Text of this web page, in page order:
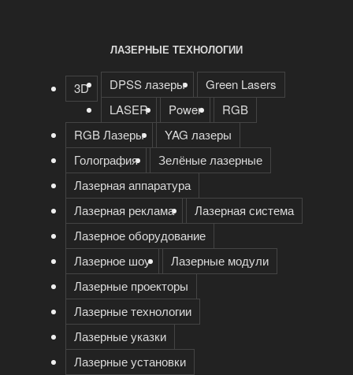
ЛАЗЕРНЫЕ ТЕХНОЛОГИИ
3D DPSS лазеры
Green Lasers
LASER
Power
RGB
RGB Лазеры
YAG лазеры
Голография
Зелёные лазерные
Лазерная аппаратура
Лазерная реклама
Лазерная система
Лазерное оборудование
Лазерное шоу
Лазерные модули
Лазерные проекторы
Лазерные технологии
Лазерные указки
Лазерные установки